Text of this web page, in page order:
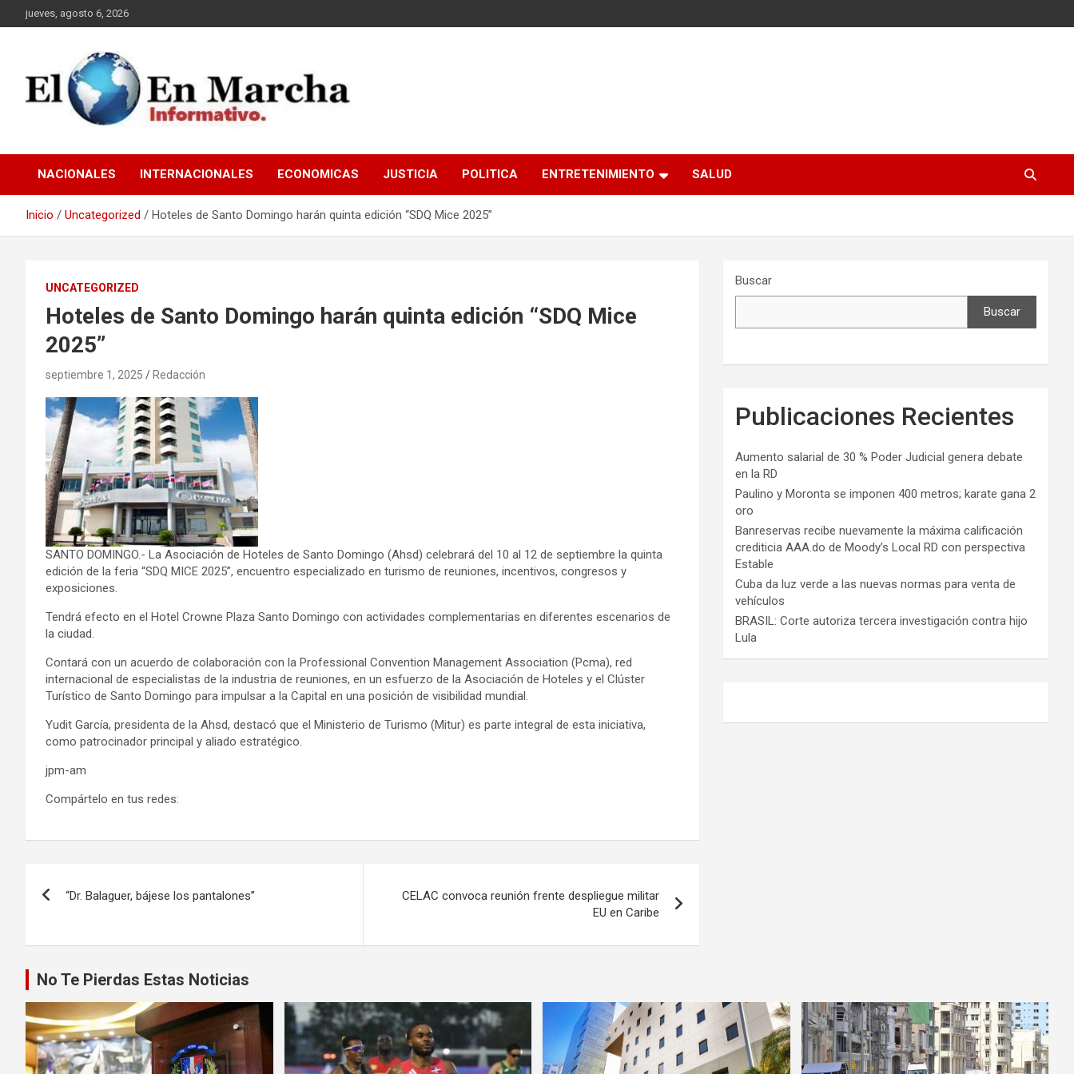
Saltar
al
jueves, agosto 6, 2026
elmundoenmarcha.net
NACIONALES INTERNACIONALES ECONOMICAS JUSTICIA POLITICA ENTRETENIMIENTO SALUD
Inicio Uncategorized Hoteles de Santo Domingo harán quinta edición “SDQ Mice 2025”
UNCATEGORIZED
Hoteles de Santo Domingo harán quinta edición “SDQ Mice
2025”
septiembre 1, 2025 Redacción
SANTO DOMINGO.- La Asociación de Hoteles de Santo Domingo (Ahsd) celebrará del 10 al 12 de septiembre la quinta
edición de la feria “SDQ MICE 2025”, encuentro especializado en turismo de reuniones, incentivos, congresos y
exposiciones.
Tendrá efecto en el Hotel Crowne Plaza Santo Domingo con actividades complementarias en diferentes escenarios de
la ciudad.
Contará con un acuerdo de colaboración con la Professional Convention Management Association (Pcma), red
internacional de especialistas de la industria de reuniones, en un esfuerzo de la Asociación de Hoteles y el Clúster
Turístico de Santo Domingo para impulsar a la Capital en una posición de visibilidad mundial.
Yudit García, presidenta de la Ahsd, destacó que el Ministerio de Turismo (Mitur) es parte integral de esta iniciativa,
como patrocinador principal y aliado estratégico.
jpm-am
Compártelo en tus redes:
entradas
“Dr. Balaguer, bájese los pantalones”
CELAC convoca reunión frente despliegue militar
EU en Caribe
Buscar
Buscar
Publicaciones Recientes
Aumento salarial de 30 % Poder Judicial genera debate
en la RD
Paulino y Moronta se imponen 400 metros; karate gana 2
oro
Banreservas recibe nuevamente la máxima calificación
crediticia AAA.do de Moody’s Local RD con perspectiva
Estable
Cuba da luz verde a las nuevas normas para venta de
vehículos
BRASIL: Corte autoriza tercera investigación contra hijo
Lula
No Te Pierdas Estas Noticias